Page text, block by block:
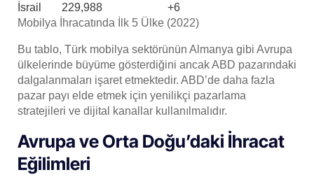
İsrail
229,988
+6
Mobilya İhracatında İlk 5 Ülke (2022)
Bu tablo, Türk mobilya sektörünün Almanya gibi Avrupa
ülkelerinde büyüme gösterdiğini ancak ABD pazarındaki
dalgalanmaları işaret etmektedir. ABD’de daha fazla
pazar payı elde etmek için yenilikçi pazarlama
stratejileri ve dijital kanallar kullanılmalıdır.
Avrupa ve Orta Doğu’daki İhracat
Eğilimleri